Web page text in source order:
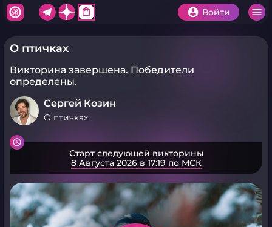
shopping_bag Войти
О птичках
Викторина завершена. Победители
определены.
Сергей Козин
О птичках
Старт следующей викторины
8 Августа 2026 в 17:19 по МСК